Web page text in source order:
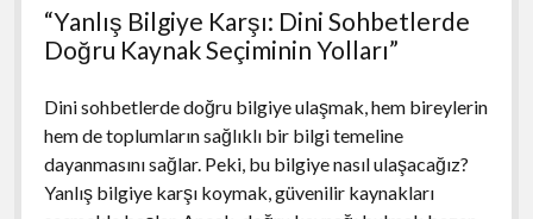
“Yanlış Bilgiye Karşı: Dini Sohbetlerde
Doğru Kaynak Seçiminin Yolları”
Dini sohbetlerde doğru bilgiye ulaşmak, hem bireylerin
hem de toplumların sağlıklı bir bilgi temeline
dayanmasını sağlar. Peki, bu bilgiye nasıl ulaşacağız?
Yanlış bilgiye karşı koymak, güvenilir kaynakları